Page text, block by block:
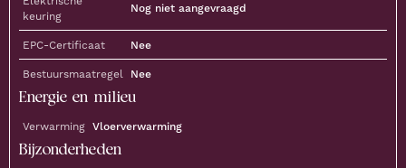
keuring
Nog niet aangevraagd
EPC-Certificaat Nee
Bestuursmaatregel Nee
Energie en milieu
Verwarming Vloerverwarming
Bijzonderheden